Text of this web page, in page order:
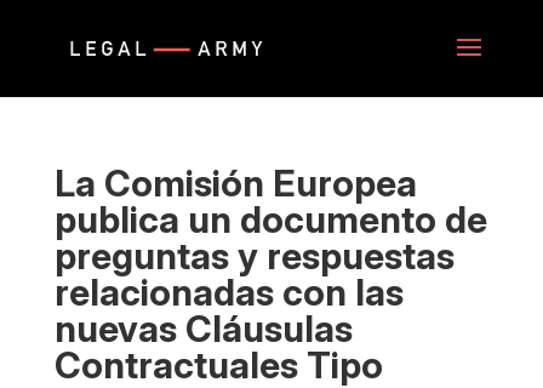
La Comisión Europea
publica un documento de
preguntas y respuestas
relacionadas con las
nuevas Cláusulas
Contractuales Tipo